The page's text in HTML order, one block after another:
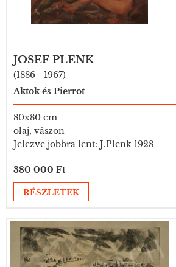
JOSEF PLENK
(1886 - 1967)
Aktok és Pierrot
80x80 cm
olaj, vászon
Jelezve jobbra lent: J.Plenk 1928
380 000 Ft
RÉSZLETEK